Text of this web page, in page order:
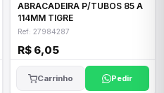
ABRACADEIRA P/TUBOS 85 A
114MM TIGRE
Ref: 27984287
R$ 6,05
Carrinho Pedir